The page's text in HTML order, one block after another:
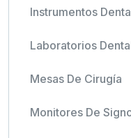
Instrumentos
Laboratorios
Mesas De Cirugía
Monitores De